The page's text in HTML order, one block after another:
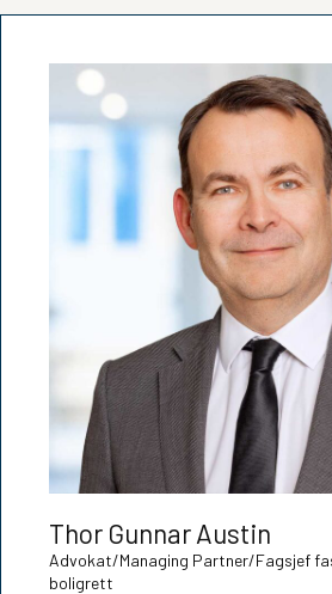
Thor Gunnar Austin
Advokat/Managing Partner/Fagsjef
boligrett